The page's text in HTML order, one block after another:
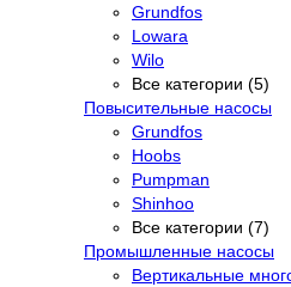
Grundfos
Lowara
Wilo
Все категории (5)
Повысительные насосы
Grundfos
Hoobs
Pumpman
Shinhoo
Все категории (7)
Промышленные насосы
Вертикальные